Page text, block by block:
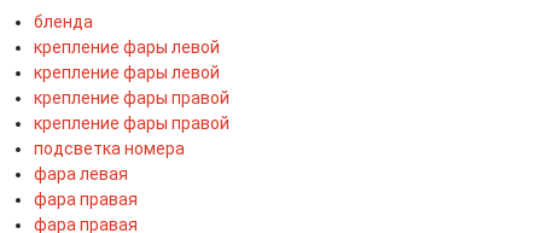
бленда
крепление фары левой
крепление фары левой
крепление фары правой
крепление фары правой
подсветка номера
фара левая
фара правая
фара правая